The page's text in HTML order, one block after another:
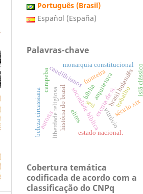
Português (Brasil)
Español (España)
Palavras-chave
história do brasil elites
bíblia
liberdade religiosa sociedade bíblicaarquitetura
vitrúvio
escrita de si.
caudilhismosfronteira
estado nacional.
carapeba brasil holandês
monarquia constitucional
autoria
século xix
beleza circassiana
islã clássico
sesi trabalho
Cobertura temática
codificada de acordo com a
classificação do CNPq